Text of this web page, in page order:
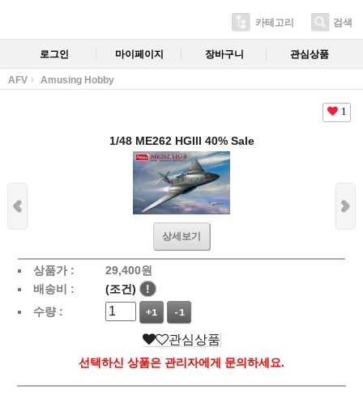
카테고리 검색
로그인 마이페이지 장바구니 관심상품
AFV Amusing Hobby
1
1/48 ME262 HGIII 40% Sale
상세보기
상품가 : 29,400원
배송비 :
(조건)
!
수량 :
+1 -1
관심상품
선택하신 상품은 관리자에게 문의하세요.